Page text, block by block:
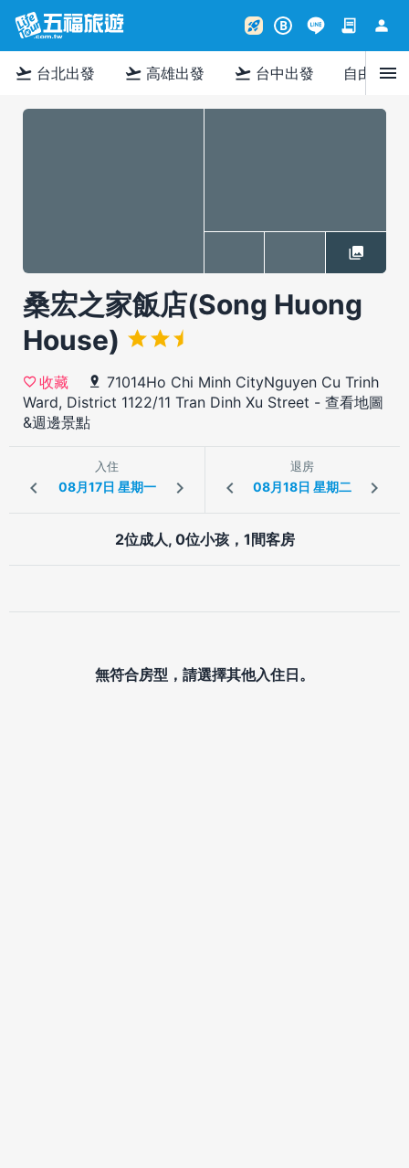
rocket_launch B contract person
flight_takeoff 台北出發 flight_takeoff 高雄出發 flight_takeoff 台中出發 自由行menu
桑宏之家飯店(Song Huong
House)
收藏
71014Ho Chi Minh CityNguyen Cu Trinh
Ward, District 1122/11 Tran Dinh Xu Street - 查看地圖
&週邊景點
入住 退房
2位成人, 0位小孩，1間客房
無符合房型，請選擇其他入住日。